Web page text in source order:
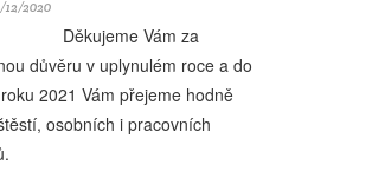
12/2020
Děkujeme Vám za
důvěru v uplynulém roce a do
2021 Vám přejeme hodně
osobních i pracovních